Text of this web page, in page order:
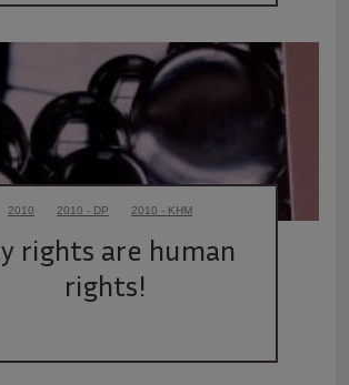
2010 2010 - DP 2010 - KHM
rights are human
rights!